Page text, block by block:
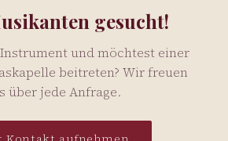
gesucht!
und möchtest einer
beitreten? Wir freuen
über jede Anfrage.